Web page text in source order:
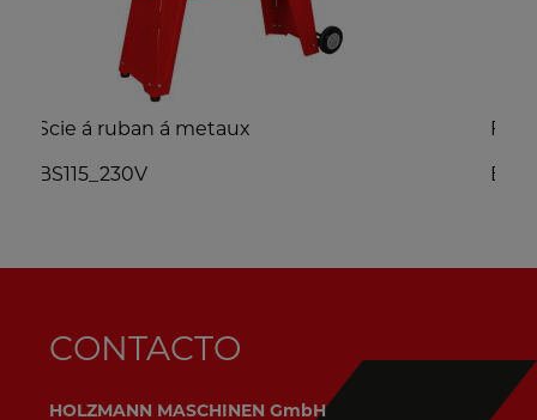
Fraiseuse
BF16V_230V
CONTACTO
HOLZMANN MASCHINEN GmbH